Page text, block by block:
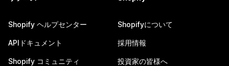
Shopify ヘルプセンター
APIドキュメント
Shopify コミュニティ
Shopifyについて
採用情報
投資家の皆様へ